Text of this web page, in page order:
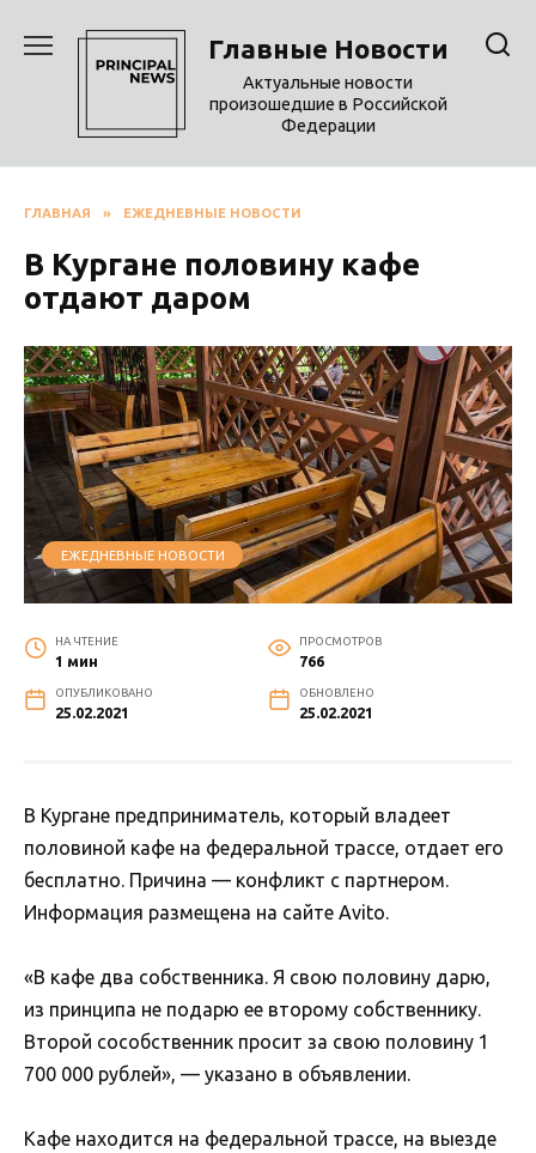
содержанию
Главные Новости
Актуальные новости
произошедшие в Российской
Федерации
ГЛАВНАЯ » ЕЖЕДНЕВНЫЕ НОВОСТИ
В Кургане половину кафе
отдают даром
ЕЖЕДНЕВНЫЕ НОВОСТИ
НА ЧТЕНИЕ
1 мин
ПРОСМОТРОВ
766
ОПУБЛИКОВАНО
25.02.2021
ОБНОВЛЕНО
25.02.2021
В Кургане предприниматель, который владеет
половиной кафе на федеральной трассе, отдает его
бесплатно. Причина — конфликт с партнером.
Информация размещена на сайте Avito.
«В кафе два собственника. Я свою половину дарю,
из принципа не подарю ее второму собственнику.
Второй сособственник просит за свою половину 1
700 000 рублей», — указано в объявлении.
Кафе находится на федеральной трассе, на выезде